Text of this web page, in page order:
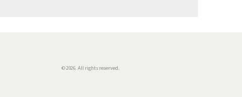
© 2026. All rights reserved.